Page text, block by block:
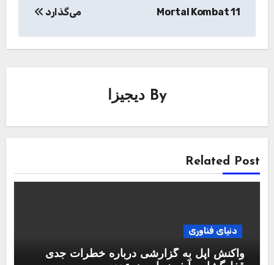
Mortal Kombat 11
می‌گذارد
By دیجیزا
Related Post
دنیای فناوری
واکنش اپل به گزارشی درباره خطرات جدی